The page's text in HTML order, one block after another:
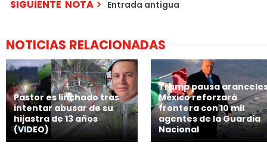
SIGUIENTE NOTA Entrada antigua
NOTICIAS RELACIONADAS
Pastor es linchado tras
intentar abusar de su
hijastra de 13 años
(VIDEO)
Trump pausa
México reforzará
frontera con 10 mil
agentes de la Guardia
Nacional